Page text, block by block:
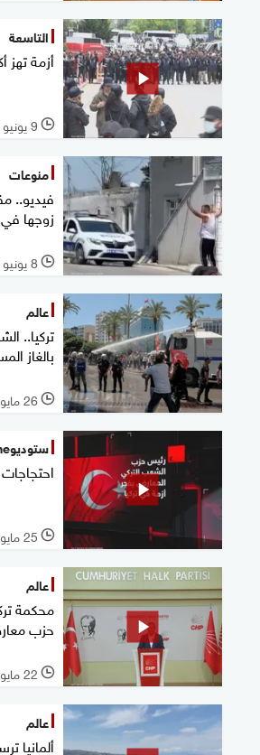
التاسعة
أزمة تهز
l 9 يونيو 2026
منوعات
زوجها في
l 8 يونيو 2026
عالم
تركيا..
بالغاز
l 26 مايو 2026
ستوديوone مع فضيلة
l 25 مايو 2026
عالم
محكمة
حزب
l 22 مايو 2026
عالم
ألمانيا